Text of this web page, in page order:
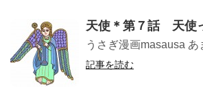
天使＊第７話 天使
うさぎ漫画masausa
記事を読む